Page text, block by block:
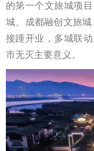
的第一个文旅城项
城、成都融创文旅
接踵开业，多城联
市无灭主要意义。